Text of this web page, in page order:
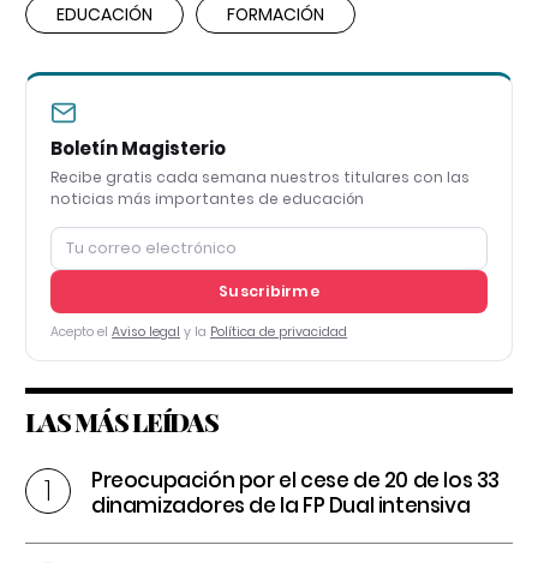
EDUCACIÓN FORMACIÓN
Boletín Magisterio
Recibe gratis cada semana nuestros titulares con las
noticias más importantes de educación
Suscribirme
Acepto el Aviso legal y la Política de privacidad
LAS MÁS LEÍDAS
Preocupación por el cese de 20 de los 33
dinamizadores de la FP Dual intensiva